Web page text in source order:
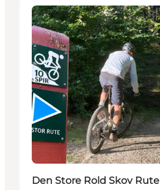
Aktiviteter
Den Store Rold Skov Rute